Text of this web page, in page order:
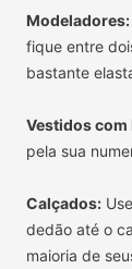
Modeladores:
fique entre
bastante
Vestidos
pela sua
Calçados:
dedão até o
maioria de